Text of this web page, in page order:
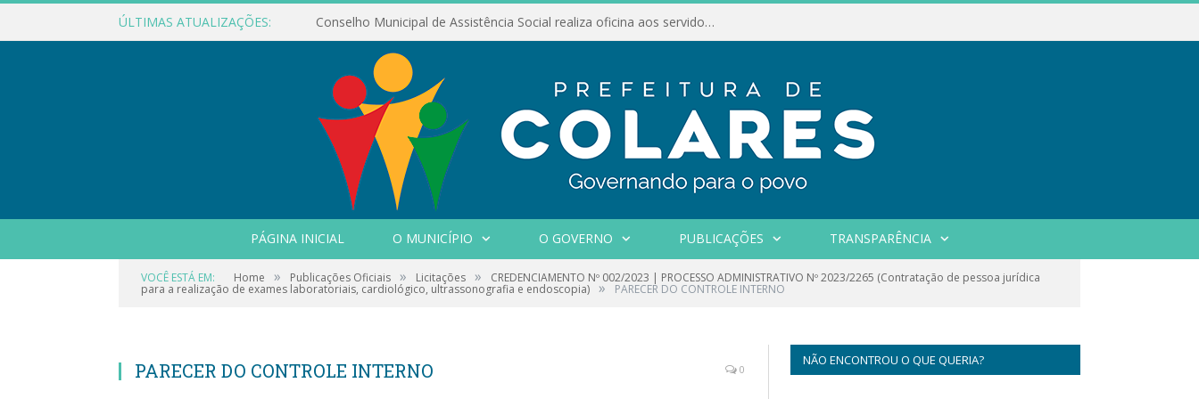
ÚLTIMAS ATUALIZAÇÕES: Conselho Municipal de Assistência Social realiza oficina aos servidores
PÁGINA INICIAL O MUNICÍPIO O GOVERNO PUBLICAÇÕES TRANSPARÊNCIA
VOCÊ ESTÁ EM: Home » Publicações Oficiais » Licitações » CREDENCIAMENTO Nº 002/2023 | PROCESSO ADMINISTRATIVO Nº 2023/2265 (Contratação de pessoa jurídica
para a realização de exames laboratoriais, cardiológico, ultrassonografia e endoscopia) » PARECER DO CONTROLE INTERNO
PARECER DO CONTROLE INTERNO 0
NÃO ENCONTROU O QUE QUERIA?